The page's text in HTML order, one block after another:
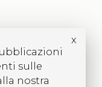
sulle
nostra
x